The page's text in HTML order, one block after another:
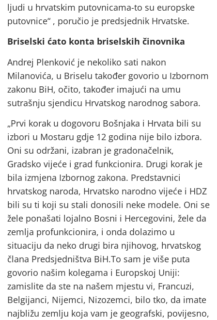
ljudi u hrvatskim putovnicama-to su europske
putovnice“ , poručio je predsjednik Hrvatske.
Briselski ćato konta briselskih činovnika
Andrej Plenković je nekoliko sati nakon
Milanovića, u Briselu također govorio u Izbornom
zakonu BiH, očito, također imajući na umu
sutrašnju sjendicu Hrvatskog narodnog sabora.
„Prvi korak u dogovoru Bošnjaka i Hrvata bili su
izbori u Mostaru gdje 12 godina nije bilo izbora.
Oni su održani, izabran je gradonačelnik,
Gradsko vijeće i grad funkcionira. Drugi korak je
bila izmjena Izbornog zakona. Predstavnici
hrvatskog naroda, Hrvatsko narodno vijeće i HDZ
bili su ti koji su stali donosili neke modele. Oni se
žele ponašati lojalno Bosni i Hercegovini, žele da
zemlja profunkcionira, i onda dolazimo u
situaciju da neko drugi bira njihovog, hrvatskog
člana Predsjedništva BiH.To sam je više puta
govorio našim kolegama i Europskoj Uniji:
zamislite da ste na našem mjestu vi, Francuzi,
Belgijanci, Nijemci, Nizozemci, bilo tko, da imate
najbližu zemlju koja vam je geografski, povijesno,